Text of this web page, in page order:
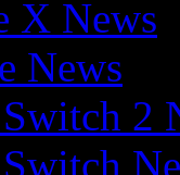
X News
News
2